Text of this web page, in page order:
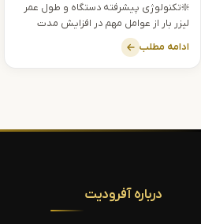
❇️تکنولوژی پیشرفته دستگاه و طول عمر
لیزر بار از عوامل مهم در افزایش مدت
ماندگاری نتایج لیزر دایموند پلاس هستند.
ادامه مطلب
درباره آفرودیت